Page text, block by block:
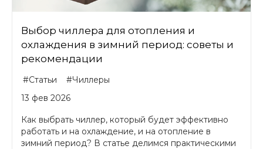
Выбор чиллера для отопления и
охлаждения в зимний период: советы и
рекомендации
#Статьи
#Чиллеры
13 фев 2026
Как выбрать чиллер, который будет эффективно
работать и на охлаждение, и на отопление в
зимний период? В статье делимся практическими